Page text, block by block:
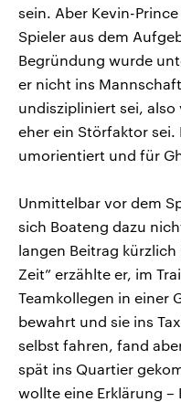
sein. Aber Kevin-
Spieler aus dem
Begründung wurde
er nicht ins
undiszipliniert sei,
eher ein Störfaktor sei.
umorientiert und für
Unmittelbar vor dem
sich Boateng dazu
langen Beitrag
Zeit” erzählte er, im
Teamkollegen in einer
bewahrt und sie ins
selbst fahren, fand
spät ins Quartier
wollte eine Erklärung